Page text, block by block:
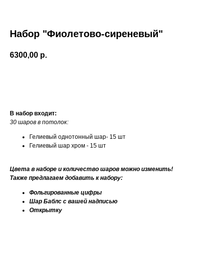
Набор "Фиолетово-сиреневый"
6300,00 р.
В набор входит:
30 шаров в потолок:
Гелиевый однотонный шар- 15 шт
Гелиевый шар хром - 15 шт
Цвета в наборе и количество шаров можно изменить!
Также предлагаем добавить к набору:
Фольгированные цифры
Шар Баблс с вашей надписью
Открытку